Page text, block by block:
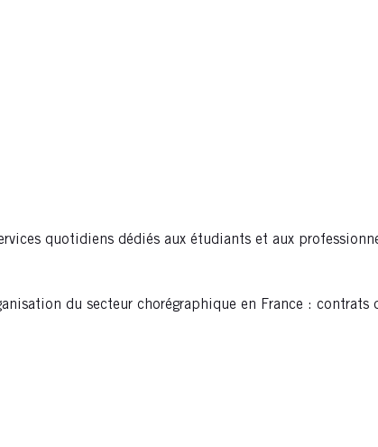
quotidiens dédiés aux étudiants et aux
du secteur chorégraphique en France :